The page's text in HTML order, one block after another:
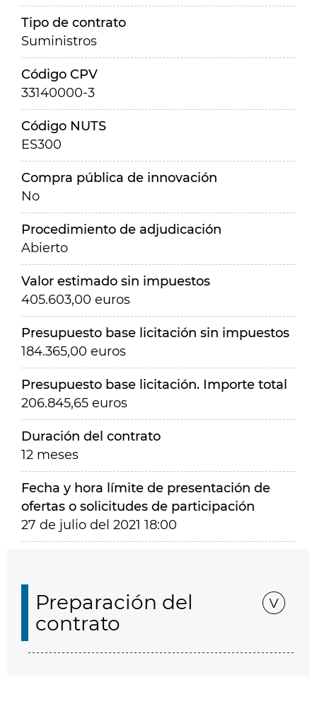
Tipo de contrato
Suministros
Código CPV
33140000-3
Código NUTS
ES300
Compra pública de innovación
No
Procedimiento de adjudicación
Abierto
Valor estimado sin impuestos
405.603,00 euros
Presupuesto base licitación sin impuestos
184.365,00 euros
Presupuesto base licitación. Importe total
206.845,65 euros
Duración del contrato
12 meses
Fecha y hora límite de presentación de
ofertas o solicitudes de participación
27 de julio del 2021 18:00
Preparación del
contrato